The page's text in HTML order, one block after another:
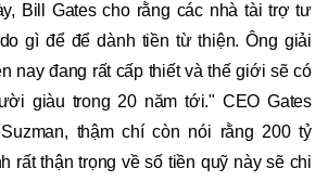
Bill Gates cho rằng các nhà tài trợ tư
gì để để dành tiền từ thiện. Ông giải
nay đang rất cấp thiết và thế giới sẽ có
giàu trong 20 năm tới." CEO Gates
Suzman, thậm chí còn nói rằng 200 tỷ
rất thận trọng về số tiền quỹ này sẽ chi